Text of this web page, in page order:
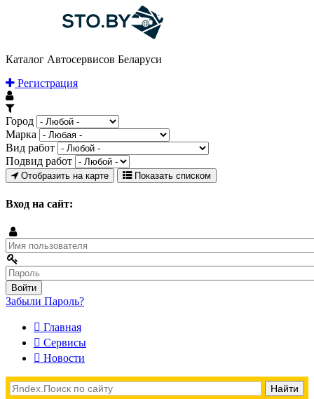
Каталог Автосервисов Беларуси
Регистрация
Город
Марка
Вид работ
Подвид работ
Отобразить на карте Показать списком
Вход на сайт:
Забыли Пароль?
Главная
Сервисы
Новости